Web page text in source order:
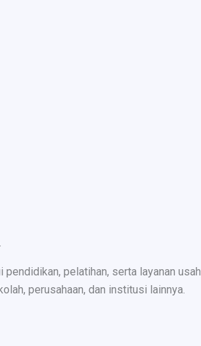
pelatihan, serta layanan
perusahaan, dan institusi lainnya.